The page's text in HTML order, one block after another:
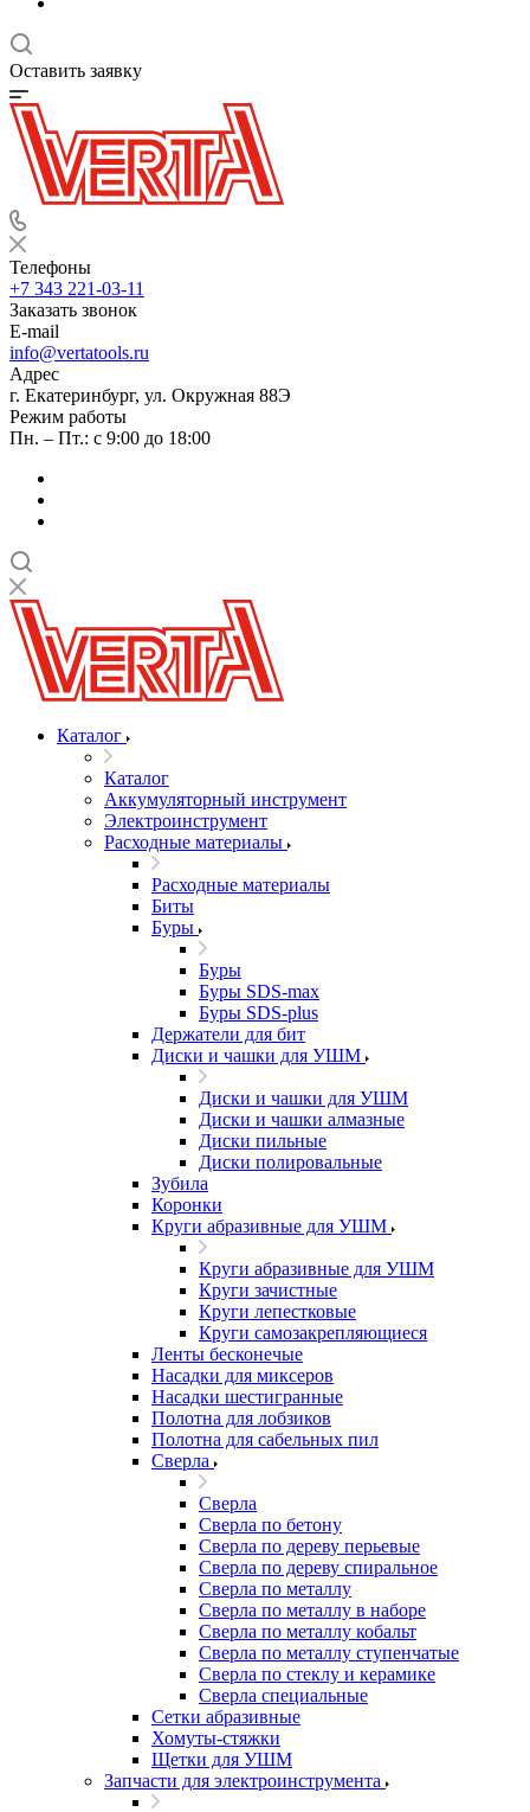
Оставить заявку
Телефоны
+7 343 221-03-11
Заказать звонок
E-mail
info@vertatools.ru
Адрес
г. Екатеринбург, ул. Окружная 88Э
Режим работы
Пн. – Пт.: с 9:00 до 18:00
Каталог
Каталог
Аккумуляторный инструмент
Электроинструмент
Расходные материалы
Расходные материалы
Биты
Буры
Буры
Буры SDS-max
Буры SDS-plus
Держатели для бит
Диски и чашки для УШМ
Диски и чашки для УШМ
Диски и чашки алмазные
Диски пильные
Диски полировальные
Зубила
Коронки
Круги абразивные для УШМ
Круги абразивные для УШМ
Круги зачистные
Круги лепестковые
Круги самозакрепляющиеся
Ленты бесконечые
Насадки для миксеров
Насадки шестигранные
Полотна для лобзиков
Полотна для сабельных пил
Сверла
Сверла
Сверла по бетону
Сверла по дереву перьевые
Сверла по дереву спиральное
Сверла по металлу
Сверла по металлу в наборе
Сверла по металлу кобальт
Сверла по металлу ступенчатые
Сверла по стеклу и керамике
Сверла специальные
Сетки абразивные
Хомуты-стяжки
Щетки для УШМ
Запчасти для электроинструмента